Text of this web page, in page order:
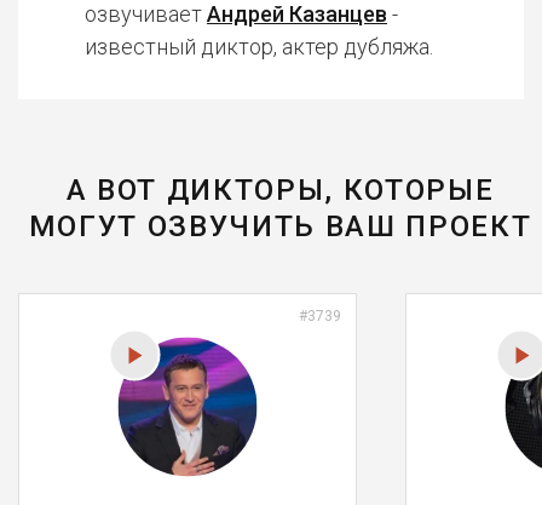
озвучиваетАндрей Казанцев -
известный диктор, актер дубляжа.
А ВОТ ДИКТОРЫ, КОТОРЫЕ
МОГУТ ОЗВУЧИТЬ ВАШ ПРОЕКТ
#3739